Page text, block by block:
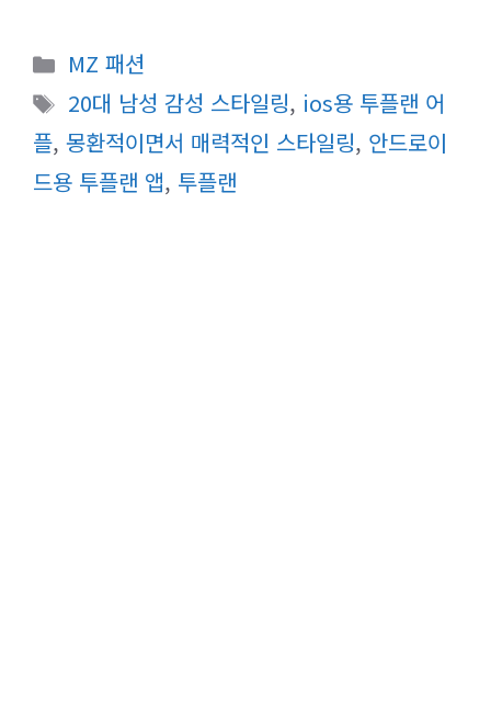
카
테
리
MZ 패션
태
그
20대 남성 감성 스타일링, ios용 투플랜 어
플, 몽환적이면서 매력적인 스타일링, 안드로이
드용 투플랜 앱, 투플랜